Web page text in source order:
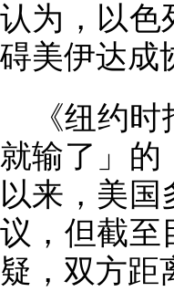
认为，以色
碍美伊达成
《纽约
就输了」的
以来，美国
议，但截至
疑，双方距